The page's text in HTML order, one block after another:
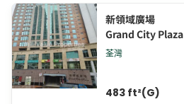
新領域廣場
Grand City Plaza
荃灣
483 ft²(G)